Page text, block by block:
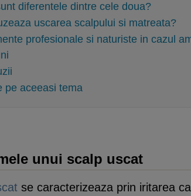
diferentele dintre cele doua?
uscarea scalpului si matreata?
profesionale si naturiste in cazul
pe aceeasi tema
unui scalp uscat
se caracterizeaza prin iritarea